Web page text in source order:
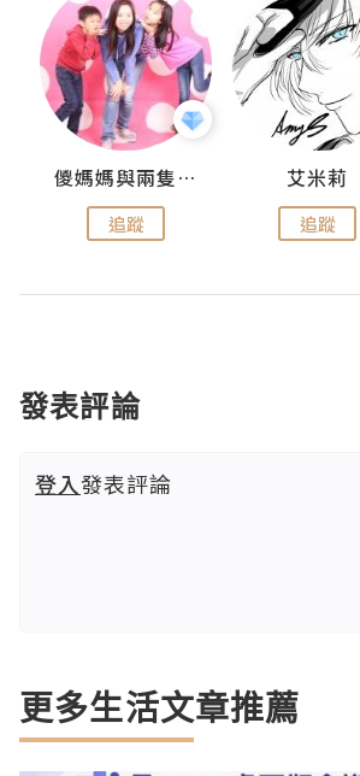
儍媽媽與兩隻小魔怪之家
追蹤
艾米莉
追蹤
發表評論
登入發表評論
更多生活文章推薦